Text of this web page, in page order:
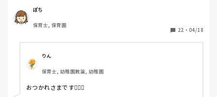
（そう言う本人は書かない）
しかも、上司に↑この内容でも
ちゃんと考えて対策を練って書き込むようにと。
呼ばれて一緒に対策を考えさせられること多数
これだけで30〜40分拘束されて辛いです
皆さんの園はどうですか?
ぽち
保育士, 保育園
22 ・ 04/18
りん
保育士, 幼稚園教諭, 幼稚園
おつかれさまです🙇🏻‍♀️